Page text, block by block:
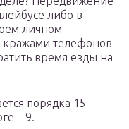
либо в
личном
кражами телефонов
время езды на
порядка 15
– 9.